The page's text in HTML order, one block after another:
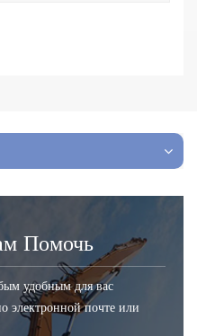
Помочь
удобным для вас
почте или